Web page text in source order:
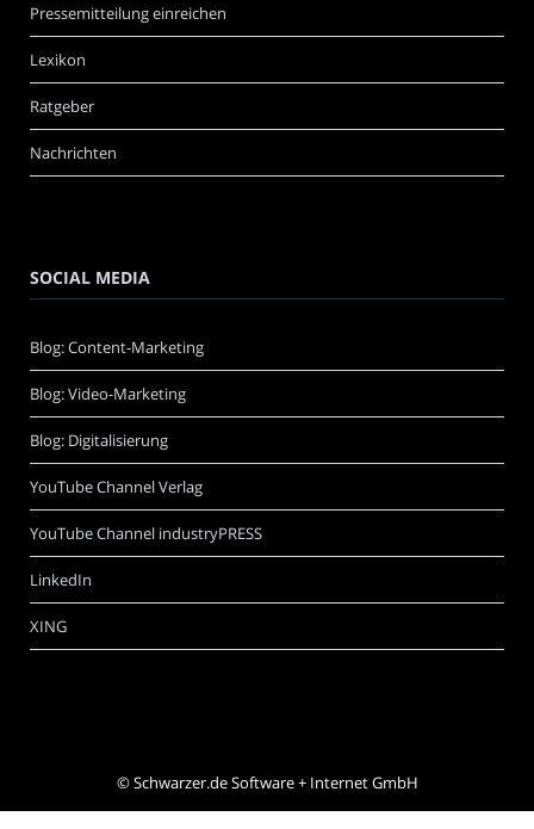
Pressemitteilung einreichen
Lexikon
Ratgeber
Nachrichten
SOCIAL MEDIA
Blog: Content-Marketing
Blog: Video-Marketing
Blog: Digitalisierung
YouTube Channel Verlag
YouTube Channel industryPRESS
LinkedIn
XING
©Schwarzer.de Software + Internet GmbH